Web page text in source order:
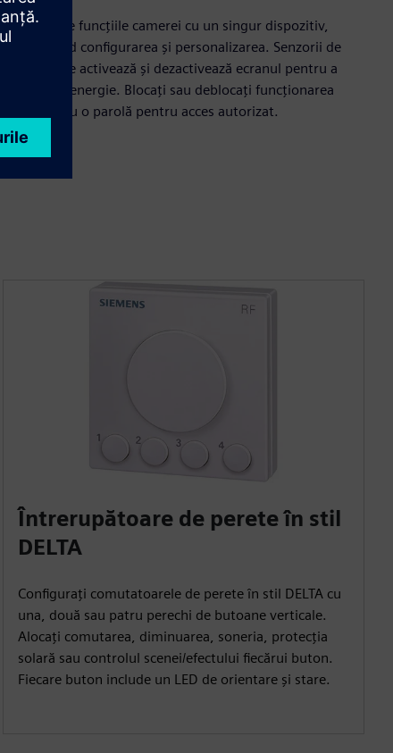
Setați toate funcțiile camerei cu un singur dispozitiv,
simplificând configurarea și personalizarea. Senzorii de
proximitate activează și dezactivează ecranul pentru a
economisi energie. Blocați sau deblocați funcționarea
ecranului cu o parolă pentru acces autorizat.
Întrerupătoare de perete în stil
DELTA
Configurați comutatoarele de perete în stil DELTA cu
una, două sau patru perechi de butoane verticale.
Alocați comutarea, diminuarea, soneria, protecția
solară sau controlul scenei/efectului fiecărui buton.
Fiecare buton include un LED de orientare și stare.